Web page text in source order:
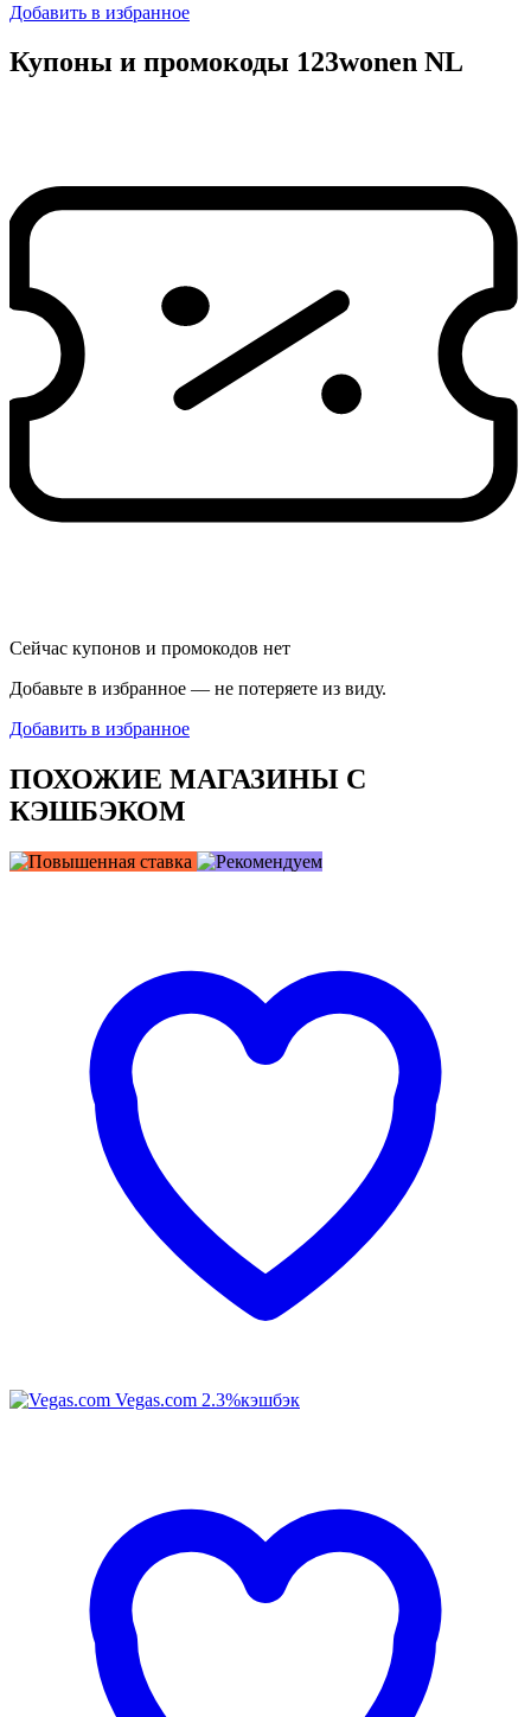
Добавить в избранное
Купоны и промокоды 123wonen NL
Сейчас купонов и промокодов нет
Добавьте в избранное — не потеряете из виду.
Добавить в избранное
ПОХОЖИЕ МАГАЗИНЫ С
КЭШБЭКОМ
Vegas.com 2.3%кэшбэк